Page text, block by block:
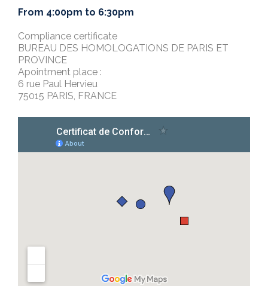
From 4:00pm to 6:30pm
Compliance certificate
BUREAU DES HOMOLOGATIONS DE PARIS ET
PROVINCE
Apointment place :
6 rue Paul Hervieu
75015 PARIS, FRANCE